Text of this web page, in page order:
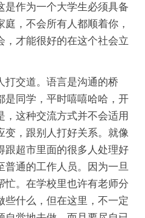
是作为一个大学生必须具备
，不会所有人都顺着你，
，才能很好的在这个社会立
打交道。语言是沟通的桥
是同学，平时嘻嘻哈哈，开
这种交流方式并不会适用
变，跟别人打好关系。就像
跟超市里面的很多人处理好
通的工作人员。因为一旦
忙。在学校里也许有老师分
些什么，但在这里，不一定